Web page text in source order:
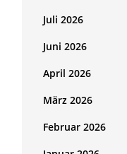
Juli 2026
Juni 2026
April 2026
März 2026
Februar 2026